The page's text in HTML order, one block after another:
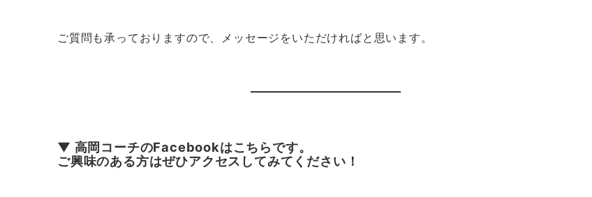
ご質問も承っておりますので、メッセージをいただければと思います。
▼ 高岡コーチのFacebookはこちらです。
ご興味のある方はぜひアクセスしてみてください！